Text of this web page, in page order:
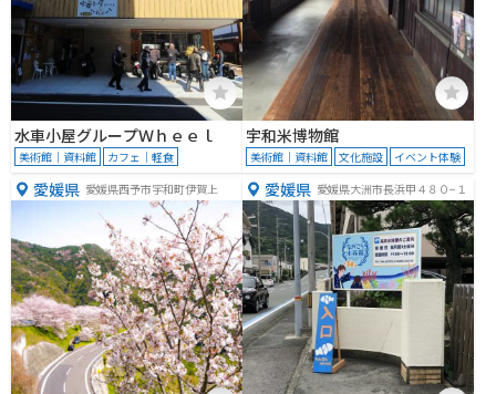
水車小屋グループＷｈｅｅｌ
美術館｜資料館 カフェ｜軽食
宇和米博物館
美術館｜資料館 文化施設 イベント体験
愛媛県 愛媛県西予市宇和町伊賀上 愛媛県 愛媛県大洲市長浜甲４８０−１